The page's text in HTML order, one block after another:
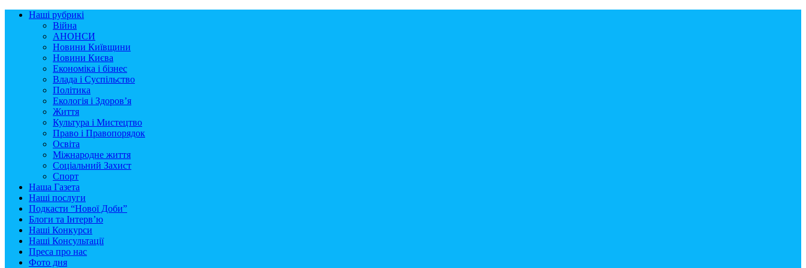
Наші рубрикі
Війна
АНОНСИ
Новини Київщини
Новини Києва
Економіка і бізнес
Влада і Суспільство
Політика
Екологія і Здоров’я
Життя
Культура і Мистецтво
Право і Правопорядок
Освіта
Міжнародне життя
Соціальний Захист
Спорт
Наша Газета
Наші послуги
Подкасти “Нової Доби”
Блоги та Інтерв’ю
Наші Конкурси
Наші Консультації
Преса про нас
Фото дня